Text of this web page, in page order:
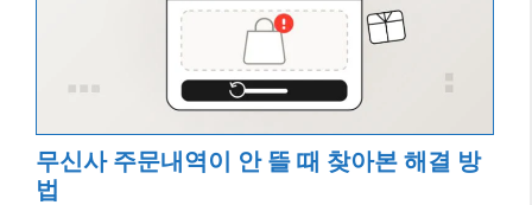
무신사 주문내역이 안 뜰 때 찾아본 해결 방
법